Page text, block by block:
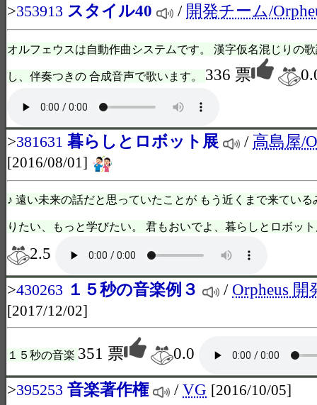
>353913 スタイル40 / 開発チーム/
オルフェウスは自動作曲システムです。 漢字仮名混じりの
し、伴奏つきの 合成音声で歌います。 336 票
>381631 暮らしとロボット展 / 高島屋/
[2016/08/01]
♪ 遠い未来の話だと思っていたことが もう近くまで来てい
りたい、もっと学びたい。 君もおいでよ、暮らしとロボッ
2.5
>430263 １５秒の音楽例３ / Orpheus
[2017/12/02]
１５秒の音楽 351 票
0.0
>395253 音楽著作権 /VG [2016/10/05]